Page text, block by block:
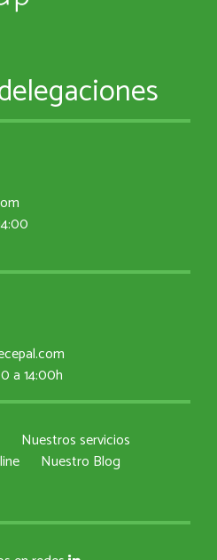
a 14:00h
Nuestros servicios
Nuestro Blog